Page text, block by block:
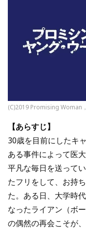
(C)2019 Promising Woman
【あらすじ】
30歳を目前にしたキ
ある事件によって医
平凡な毎日を送って
たフリをして、お持
た。ある日、大学時
なったライアン（ボ
の偶然の再会こそが